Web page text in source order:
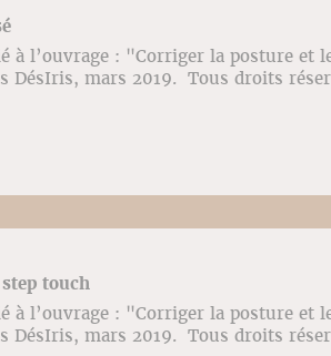
à l’ouvrage : "Corriger la posture et
DésIris, mars 2019. Tous droits
step touch
à l’ouvrage : "Corriger la posture et
DésIris, mars 2019. Tous droits